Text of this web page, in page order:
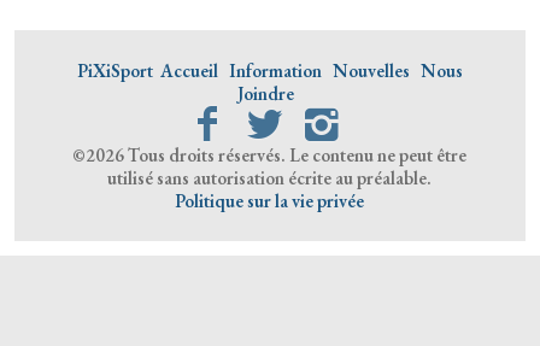
PiXiSport Accueil Information Nouvelles Nous
Joindre
©2026 Tous droits réservés. Le contenu ne peut être
utilisé sans autorisation écrite au préalable.
Politique sur la vie privée